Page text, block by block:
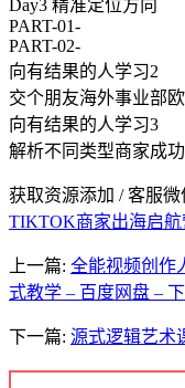
Day3 精准定位方向
PART-01-
PART-02-
向有结果的人学习2
交个朋友海外事业部
向有结果的人学习3
解析不同类型商家成
获取资源添加 / 客服微
TIKTOK商家出海启航
上一篇: 全能视频创作
式教学 – 百度网盘 –
下一篇: 源式逻辑艺术